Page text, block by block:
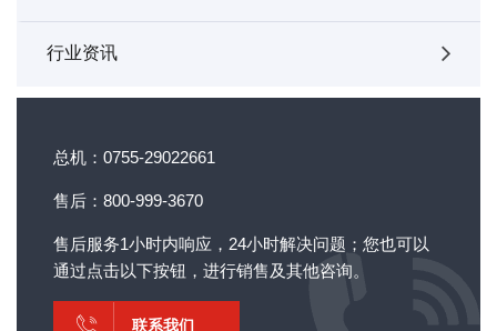
行业资讯
总机：0755-29022661
售后：800-999-3670
售后服务1小时内响应，24小时解决问题；您也可以
通过点击以下按钮，进行销售及其他咨询。
联系我们